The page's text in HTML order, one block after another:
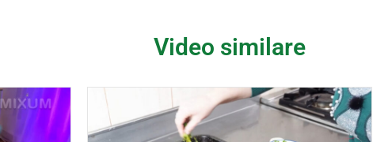
Video similare